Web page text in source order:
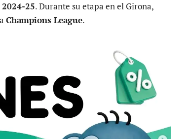
2024-25. Durante su etapa en el Girona,
Champions League.